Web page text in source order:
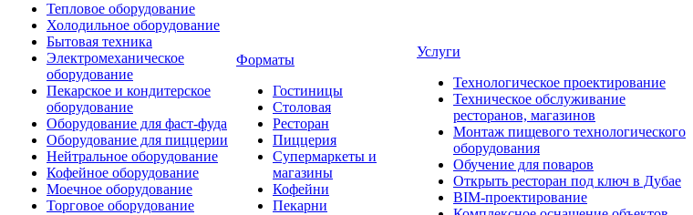
Тепловое оборудование
Холодильное оборудование
Бытовая техника
Электромеханическое
оборудование
Пекарское и кондитерское
оборудование
Оборудование для фаст-фуда
Оборудование для пиццерии
Нейтральное оборудование
Кофейное оборудование
Моечное оборудование
Торговое оборудование
Форматы
Гостиницы
Столовая
Ресторан
Пиццерия
Супермаркеты и
магазины
Кофейни
Пекарни
Услуги
Технологическое проектирование
Техническое обслуживание
ресторанов, магазинов
Монтаж пищевого технологического
оборудования
Обучение для поваров
Открыть ресторан под ключ в Дубае
BIM-проектирование